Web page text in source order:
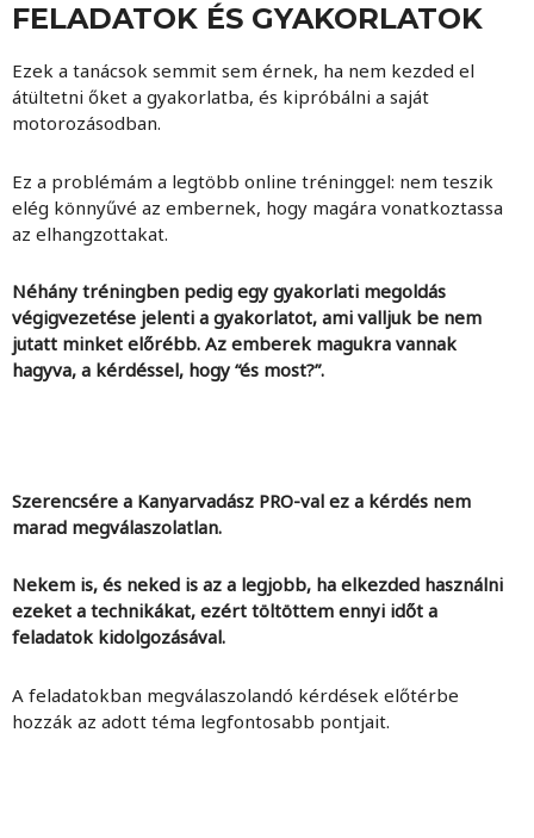
FELADATOK ÉS GYAKORLATOK
Ezek a tanácsok semmit sem érnek, ha nem kezded el
átültetni őket a gyakorlatba, és kipróbálni a saját
motorozásodban.
Ez a problémám a legtöbb online tréninggel: nem teszik
elég könnyűvé az embernek, hogy magára vonatkoztassa
az elhangzottakat.
Néhány tréningben pedig egy gyakorlati megoldás
végigvezetése jelenti a gyakorlatot, ami valljuk be nem
jutatt minket előrébb. Az emberek magukra vannak
hagyva, a kérdéssel, hogy “és most?”.
Szerencsére a Kanyarvadász PRO-val ez a kérdés nem
marad megválaszolatlan.
Nekem is, és neked is az a legjobb, ha elkezded használni
ezeket a technikákat, ezért töltöttem ennyi időt a
feladatok kidolgozásával.
A feladatokban megválaszolandó kérdések előtérbe
hozzák az adott téma legfontosabb pontjait.